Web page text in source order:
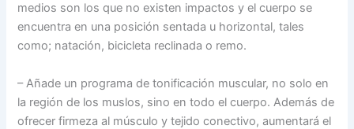
medios son los que no existen impactos y el cuerpo se
encuentra en una posición sentada u horizontal, tales
como; natación, bicicleta reclinada o remo.
– Añade un programa de tonificación muscular, no solo en
la región de los muslos, sino en todo el cuerpo. Además de
ofrecer firmeza al músculo y tejido conectivo, aumentará el